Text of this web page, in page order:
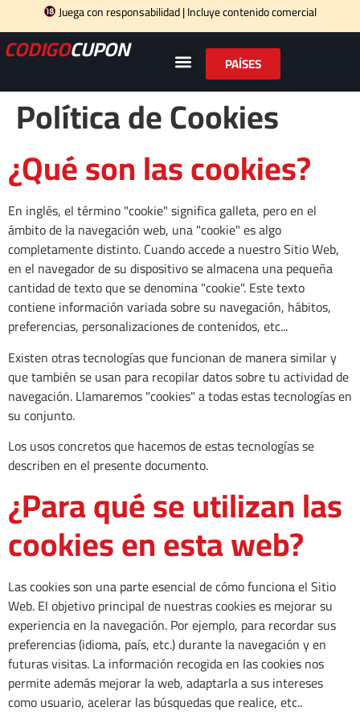
Juega con responsabilidad | Incluye contenido comercial
CODIGOCUPON PAÍSES
Política de Cookies
¿Qué son las cookies?
En inglés, el término "cookie" significa galleta, pero en el
ámbito de la navegación web, una "cookie" es algo
completamente distinto. Cuando accede a nuestro Sitio Web,
en el navegador de su dispositivo se almacena una pequeña
cantidad de texto que se denomina "cookie". Este texto
contiene información variada sobre su navegación, hábitos,
preferencias, personalizaciones de contenidos, etc...
Existen otras tecnologías que funcionan de manera similar y
que también se usan para recopilar datos sobre tu actividad de
navegación. Llamaremos "cookies" a todas estas tecnologías en
su conjunto.
Los usos concretos que hacemos de estas tecnologías se
describen en el presente documento.
¿Para qué se utilizan las
cookies en esta web?
Las cookies son una parte esencial de cómo funciona el Sitio
Web. El objetivo principal de nuestras cookies es mejorar su
experiencia en la navegación. Por ejemplo, para recordar sus
preferencias (idioma, país, etc.) durante la navegación y en
futuras visitas. La información recogida en las cookies nos
permite además mejorar la web, adaptarla a sus intereses
como usuario, acelerar las búsquedas que realice, etc..